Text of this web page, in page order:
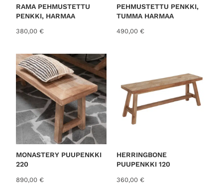
RAMA PEHMUSTETTU
PENKKI, HARMAA
380,00 €
PEHMUSTETTU PENKKI,
TUMMA HARMAA
490,00 €
MONASTERY PUUPENKKI
220
890,00 €
HERRINGBONE
PUUPENKKI 120
360,00 €